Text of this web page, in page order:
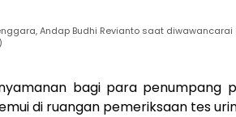
Andap Budhi Revianto saat diwawancarai
bagi para penumpang
di ruangan pemeriksaan tes